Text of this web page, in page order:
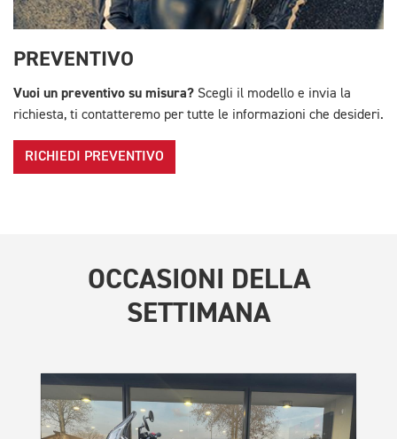
PREVENTIVO
Vuoi un preventivo su misura? Scegli il modello e invia la
richiesta, ti contatteremo per tutte le informazioni che desideri.
RICHIEDI PREVENTIVO
OCCASIONI DELLA
SETTIMANA